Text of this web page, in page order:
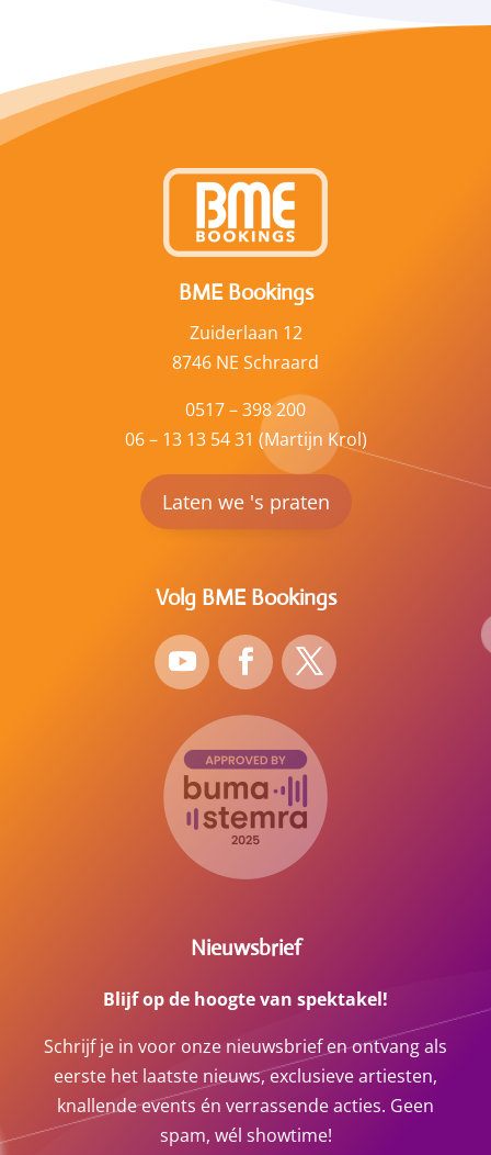
BME Bookings
Zuiderlaan 12
8746 NE Schraard
0517 – 398 200
06 – 13 13 54 31 (Martijn Krol)
Laten we 's praten
Volg BME Bookings
Nieuwsbrief
Blijf op de hoogte van spektakel!
Schrijf je in voor onze nieuwsbrief en ontvang als
eerste het laatste nieuws, exclusieve artiesten,
knallende events én verrassende acties. Geen
spam, wél showtime!